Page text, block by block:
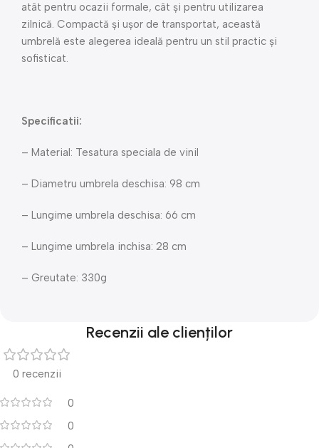
atât pentru ocazii formale, cât și pentru utilizarea
zilnică. Compactă și ușor de transportat, această
umbrelă este alegerea ideală pentru un stil practic și
sofisticat.
Specificatii:
– Material: Tesatura speciala de vinil
– Diametru umbrela deschisa: 98 cm
– Lungime umbrela deschisa: 66 cm
– Lungime umbrela inchisa: 28 cm
– Greutate: 330g
Recenzii ale clienților
0 recenzii
0
0